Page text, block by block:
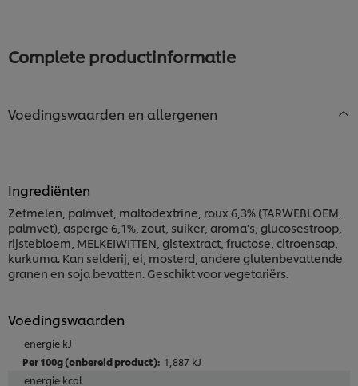
Complete productinformatie
Voedingswaarden en allergenen
Ingrediënten
Zetmelen, palmvet, maltodextrine, roux 6,3% (TARWEBLOEM,
palmvet), asperge 6,1%, zout, suiker, aroma's, glucosestroop,
rijstebloem, MELKEIWITTEN, gistextract, fructose, citroensap,
kurkuma. Kan selderij, ei, mosterd, andere glutenbevattende
granen en soja bevatten. Geschikt voor vegetariërs.
Voedingswaarden
energie kJ
1,887 kJ
energie kcal